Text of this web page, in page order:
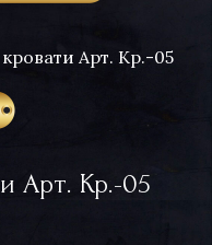
Арт. Кр.-05
Арт. Кр.-05